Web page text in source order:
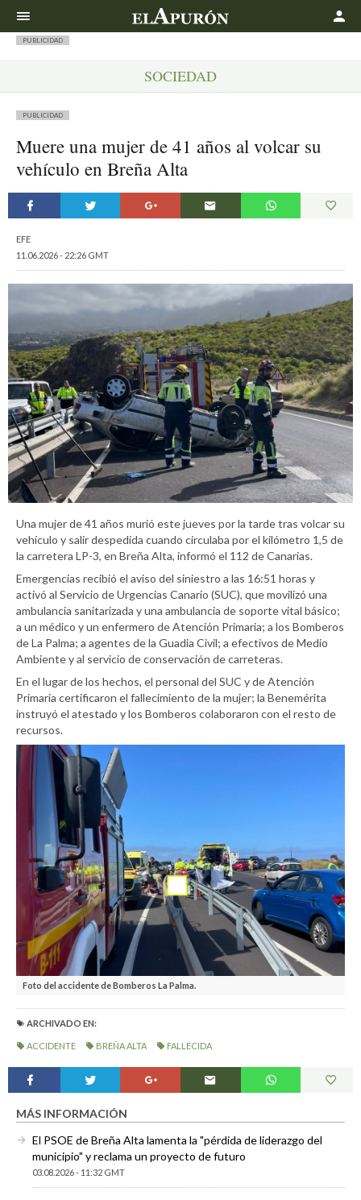
PUBLICIDAD
SOCIEDAD
PUBLICIDAD
Muere una mujer de 41 años al volcar su
vehículo en Breña Alta
EFE
11.06.2026 - 22:26 GMT
Una mujer de 41 años murió este jueves por la tarde tras volcar su
vehículo y salir despedida cuando circulaba por el kilómetro 1,5 de
la carretera LP-3, en Breña Alta, informó el 112 de Canarias.
Emergencias recibió el aviso del siniestro a las 16:51 horas y
activó al Servicio de Urgencias Canario (SUC), que movilizó una
ambulancia sanitarizada y una ambulancia de soporte vital básico;
a un médico y un enfermero de Atención Primaria; a los Bomberos
de La Palma; a agentes de la Guadia Civil; a efectivos de Medio
Ambiente y al servicio de conservación de carreteras.
En el lugar de los hechos, el personal del SUC y de Atención
Primaria certificaron el fallecimiento de la mujer; la Benemérita
instruyó el atestado y los Bomberos colaboraron con el resto de
recursos.
Foto del accidente de Bomberos La Palma.
ARCHIVADO EN:
ACCIDENTE BREÑA ALTA FALLECIDA
MÁS INFORMACIÓN
El PSOE de Breña Alta lamenta la "pérdida de liderazgo del
municipio" y reclama un proyecto de futuro
03.08.2026 - 11:32 GMT